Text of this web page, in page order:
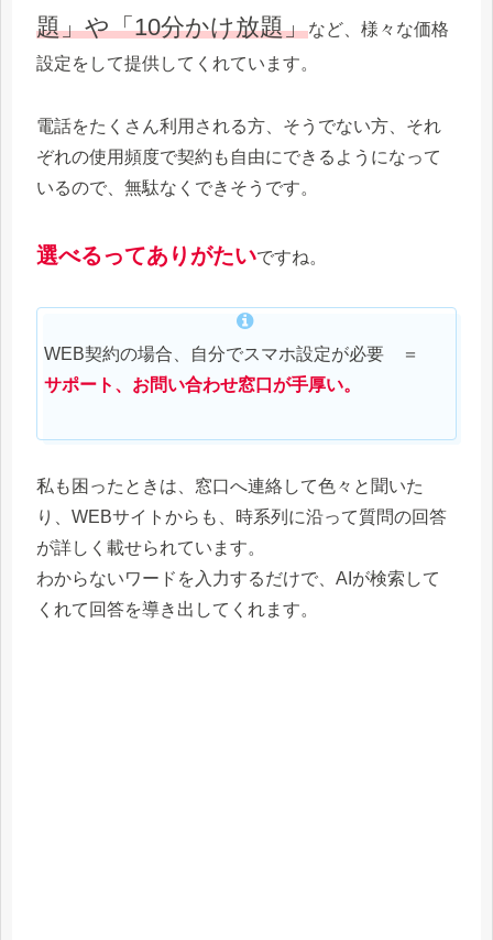
題」や「10分かけ放題」など、様々な価格
設定をして提供してくれています。
電話をたくさん利用される方、そうでない方、それ
ぞれの使用頻度で契約も自由にできるようになって
いるので、無駄なくできそうです。
選べるってありがたいですね。
WEB契約の場合、自分でスマホ設定が必要 ＝
サポート、お問い合わせ窓口が手厚い。
私も困ったときは、窓口へ連絡して色々と聞いた
り、WEBサイトからも、時系列に沿って質問の回答
が詳しく載せられています。
わからないワードを入力するだけで、AIが検索して
くれて回答を導き出してくれます。